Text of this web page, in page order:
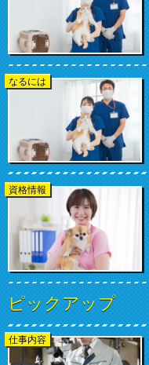
なるには
資格情報
ピックアップ
仕事内容